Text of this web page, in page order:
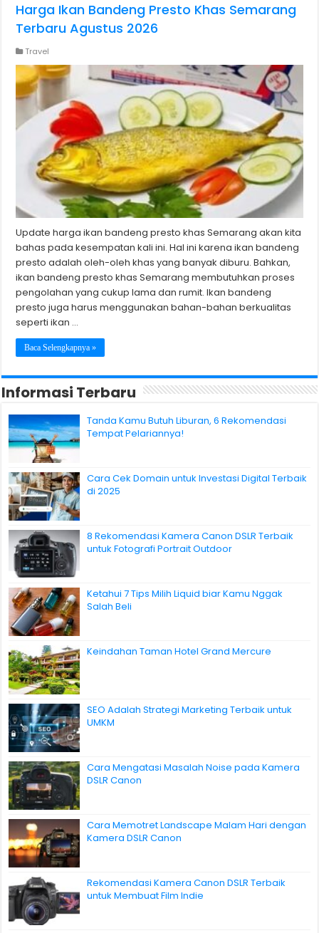
Harga Ikan Bandeng Presto Khas Semarang
Terbaru Agustus 2026
Travel
Update harga ikan bandeng presto khas Semarang akan kita
bahas pada kesempatan kali ini. Hal ini karena ikan bandeng
presto adalah oleh-oleh khas yang banyak diburu. Bahkan,
ikan bandeng presto khas Semarang membutuhkan proses
pengolahan yang cukup lama dan rumit. Ikan bandeng
presto juga harus menggunakan bahan-bahan berkualitas
seperti ikan …
Baca Selengkapnya »
Informasi Terbaru
Tanda Kamu Butuh Liburan, 6 Rekomendasi
Tempat Pelariannya!
Cara Cek Domain untuk Investasi Digital Terbaik
di 2025
8 Rekomendasi Kamera Canon DSLR Terbaik
untuk Fotografi Portrait Outdoor
Ketahui 7 Tips Milih Liquid biar Kamu Nggak
Salah Beli
Keindahan Taman Hotel Grand Mercure
SEO Adalah Strategi Marketing Terbaik untuk
UMKM
Cara Mengatasi Masalah Noise pada Kamera
DSLR Canon
Cara Memotret Landscape Malam Hari dengan
Kamera DSLR Canon
Rekomendasi Kamera Canon DSLR Terbaik
untuk Membuat Film Indie